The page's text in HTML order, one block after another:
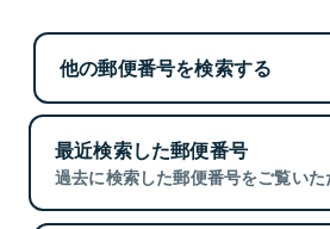
他の郵便番号を検索する
最近検索した郵便番号
過去に検索した郵便番号をご覧いた